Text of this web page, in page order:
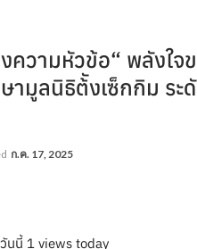
ความหัวข้อ“ พลังใ
ามูลนิธิต้ังเซ็กกิม ร
ก.ค. 17, 2025
นนี้ 1 views today